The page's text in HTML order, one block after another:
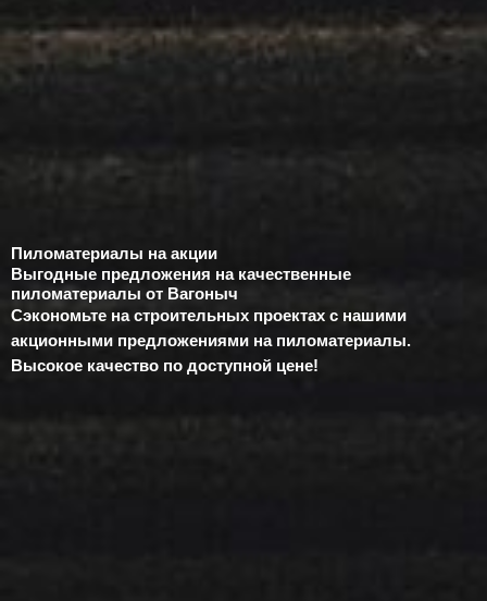
Пиломатериалы на акции
Выгодные предложения на качественные
пиломатериалы от Вагоныч
Сэкономьте на строительных проектах с нашими
акционными предложениями на пиломатериалы.
Высокое качество по доступной цене!